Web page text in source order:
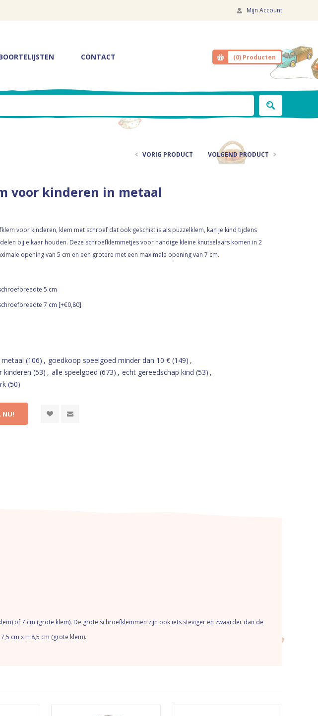
Mijn Account
CONTACT (0) Producten
VORIG PRODUCT VOLGEND PRODUCT
voor kinderen in metaal
voor kinderen, klem met schroef dat ook geschikt is als puzzelklem, kan je kind tijdens
bij elkaar houden. Deze schroefklemmetjes voor handige kleine knutselaars komen in 2
opening van 5 cm en een grotere met een maximale opening van 7 cm.
5 cm
7 cm [+€0,80]
metaal (106) , goedkoop speelgoed minder dan 10 € (149) ,
kinderen (53) , alle speelgoed (673) , echt gereedschap kind (53) ,
(50)
of 7 cm (grote klem). De grote schroefklemmen zijn ook iets steviger en zwaarder dan de
cm x H 8,5 cm (grote klem).